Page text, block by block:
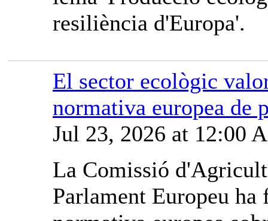
resiliència d'Europa'.
El sector ecològic
normativa europea de
Jul 23, 2026 at 12:00
La Comissió
Parlament Europeu